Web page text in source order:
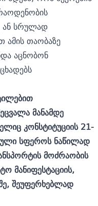
ან სრულად
ამის თაობაზე
აცნობონ
მანამდე
კონსტიტუციის 21-
სფეროს ნაწილად
მოძრაობის
მანიფესტაციის,
შეუფერხებლად